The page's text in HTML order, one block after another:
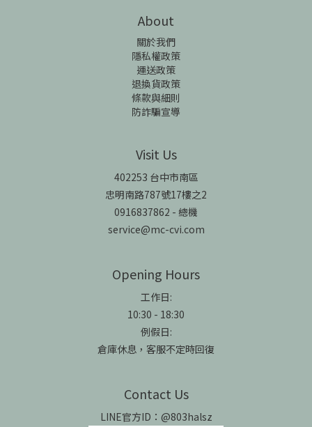
About
關於我們
隱私權政策
運送政策
退換貨政策
條款與細則
防詐騙宣導
Visit Us
402253 台中市南區
忠明南路787號17樓之2
0916837862 - 總機
service@mc-cvi.com
Opening Hours
工作日:
10:30 - 18:30
例假日:
倉庫休息，客服不定時回復
Contact Us
LINE官方ID：@803halsz